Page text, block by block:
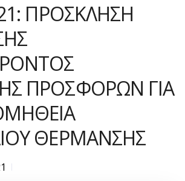
ΠΡΟΣΚΛΗΣΗ
ΠΡΟΣΦΟΡΩΝ ΓΙΑ
ΘΕΡΜΑΝΣΗΣ